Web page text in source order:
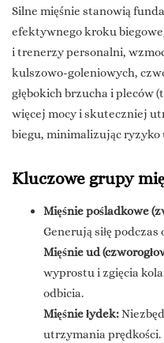
Silne mięśnie stanowią
efektywnego kroku
i trenerzy personalni,
kulszowo-goleniowych,
głębokich brzucha i pleców
więcej mocy i skuteczniej
biegu, minimalizując ryzyko
Kluczowe grupy
Mięśnie pośladkowe
Generują siłę
Mięśnie ud
wyprostu i zgięcia
odbicia.
Mięśnie łydek:
utrzymania prędkości.